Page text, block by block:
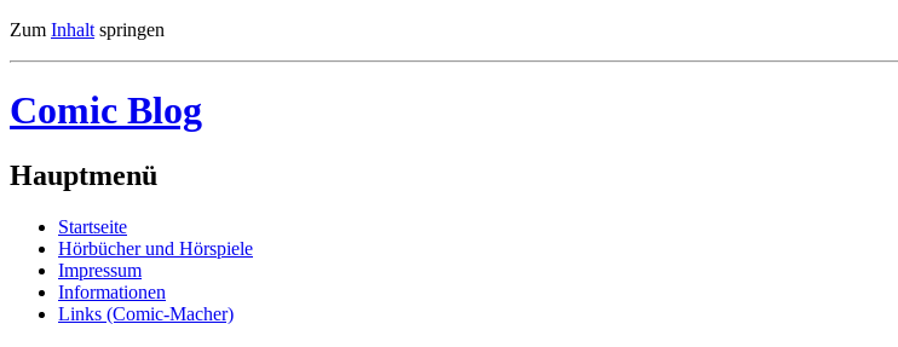
Zum Inhalt springen
Comic Blog
Hauptmenü
Startseite
Hörbücher und Hörspiele
Impressum
Informationen
Links (Comic-Macher)